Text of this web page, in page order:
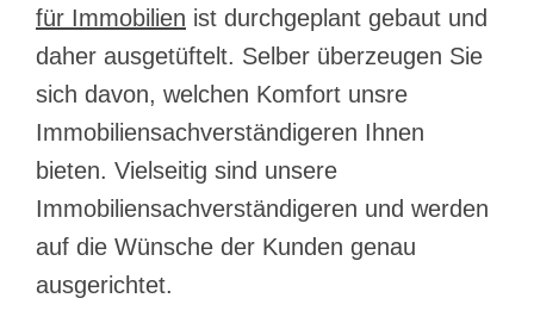
für Immobilien ist durchgeplant gebaut und
daher ausgetüftelt. Selber überzeugen Sie
sich davon, welchen Komfort unsre
Immobiliensachverständigeren Ihnen
bieten. Vielseitig sind unsere
Immobiliensachverständigeren und werden
auf die Wünsche der Kunden genau
ausgerichtet.